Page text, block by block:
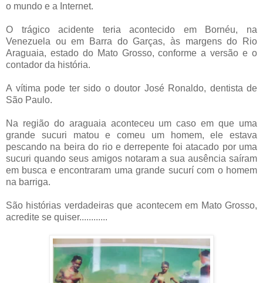
o mundo e a Internet.
O trágico acidente teria acontecido em Bornéu, na
Venezuela ou em Barra do Garças, às margens do Rio
Araguaia, estado do Mato Grosso, conforme a versão e o
contador da história.
A vítima pode ter sido o doutor José Ronaldo, dentista de
São Paulo.
Na região do araguaia aconteceu um caso em que uma
grande sucuri matou e comeu um homem, ele estava
pescando na beira do rio e derrepente foi atacado por uma
sucuri quando seus amigos notaram a sua ausência saíram
em busca e encontraram uma grande sucurí com o homem
na barriga.
São histórias verdadeiras que acontecem em Mato Grosso,
acredite se quiser............